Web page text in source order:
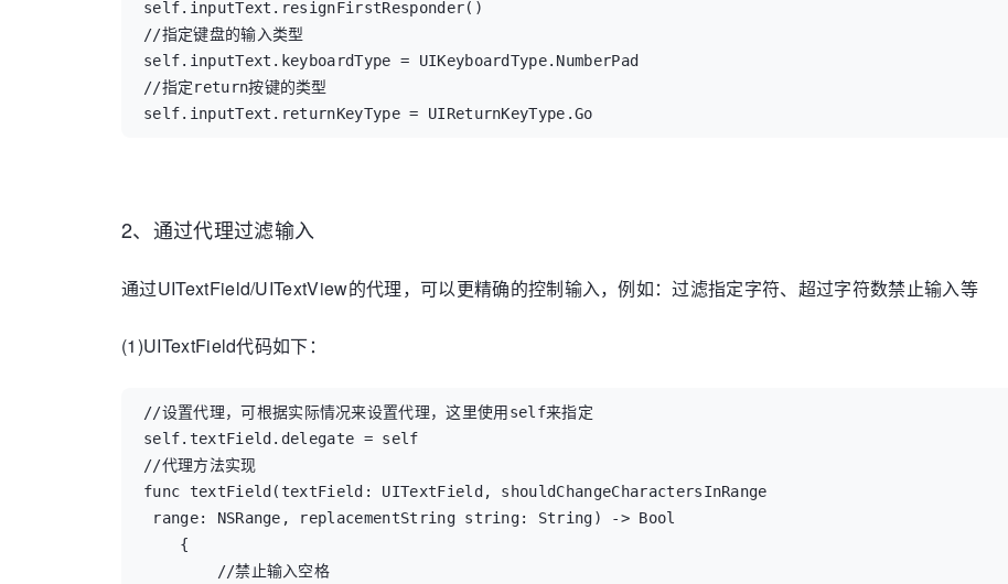
self.inputText.resignFirstResponder()
//指定键盘的输入类型
self.inputText.keyboardType = UIKeyboardType.NumberPad
//指定return按键的类型
self.inputText.returnKeyType = UIReturnKeyType.Go
2、通过代理过滤输入
通过UITextField/UITextView的代理，可以更精确的控制输入，例如：过滤指定字符、超过字符数禁止输入等
(1)UITextField代码如下：
//设置代理，可根据实际情况来设置代理，这里使用self来指定
self.textField.delegate = self
//代理方法实现
func textField(textField: UITextField, shouldChangeCharactersInRange
range: NSRange, replacementString string: String) -> Bool
{
//禁止输入空格